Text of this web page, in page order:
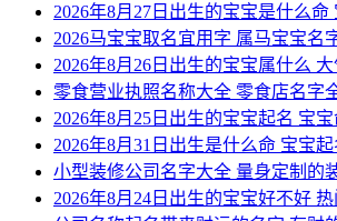
60、榕传、帆宁、中启、奇虹
61、皓兴、锦东、同科、励河
62、茶辰、浩奥、桐歌、硕耀
63、崴朋、昆吴、裕群、迅鸣
64、诚瀚、励若、安亨、暠宙
2026年8月27日出生的宝宝是什么命
2026马宝宝取名宜用字 属马宝宝名
2026年8月26日出生的宝宝属什么
零食营业执照名称大全 零食店名字
2026年8月25日出生的宝宝起名 宝
2026年8月31日出生是什么命 宝宝
小型装修公司名字大全 量身定制的
2026年8月24日出生的宝宝好不好